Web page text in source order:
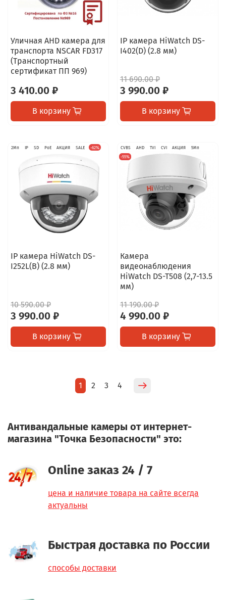
Уличная AHD камера для
транспорта NSCAR FD317
(Транспортный
сертификат ПП 969)
3 410.00 ₽
В корзину
IP камера HiWatch DS-
I402(D) (2.8 мм)
11 690.00 ₽
3 990.00 ₽
В корзину
2Мп IP SD PoE АКЦИЯ SALE -62%
IP камера HiWatch DS-
I252L(B) (2.8 мм)
10 590.00 ₽
3 990.00 ₽
В корзину
CVBS AHD TVI CVI АКЦИЯ
5Мп
-55%
Камера
видеонаблюдения
HiWatch DS-T508 (2,7-13.5
мм)
11 190.00 ₽
4 990.00 ₽
В корзину
1 2 3 4
Антивандальные камеры от интернет-
магазина "Точка Безопасности" это:
Online заказ 24 / 7
цена и наличие товара на сайте всегда
актуальны
Быстрая доставка по России
способы доставки